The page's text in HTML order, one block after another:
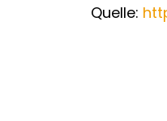
Quelle: